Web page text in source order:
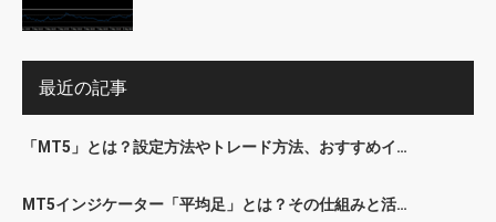
最近の記事
「MT5」とは？設定方法やトレード方法、おすすめイ…
MT5インジケーター「平均足」とは？その仕組みと活…